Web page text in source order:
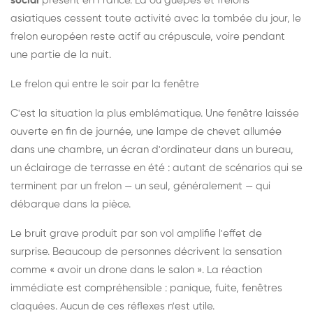
asiatiques cessent toute activité avec la tombée du jour, le
frelon européen reste actif au crépuscule, voire pendant
une partie de la nuit.
Le frelon qui entre le soir par la fenêtre
C'est la situation la plus emblématique. Une fenêtre laissée
ouverte en fin de journée, une lampe de chevet allumée
dans une chambre, un écran d'ordinateur dans un bureau,
un éclairage de terrasse en été : autant de scénarios qui se
terminent par un frelon — un seul, généralement — qui
débarque dans la pièce.
Le bruit grave produit par son vol amplifie l'effet de
surprise. Beaucoup de personnes décrivent la sensation
comme « avoir un drone dans le salon ». La réaction
immédiate est compréhensible : panique, fuite, fenêtres
claquées. Aucun de ces réflexes n'est utile.